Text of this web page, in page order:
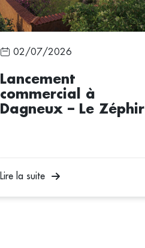
02/07/2026
Lancement
commercial à
Dagneux – Le Zéphir
Lire la suite